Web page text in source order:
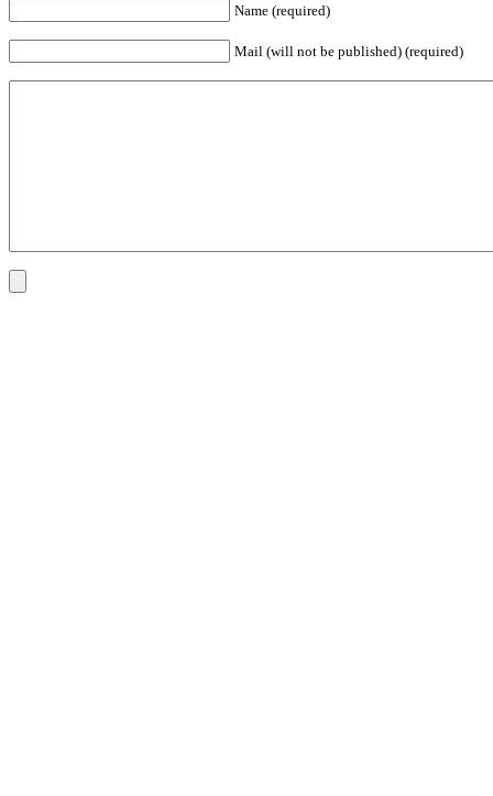
Name (required)
Mail (will not be published) (required)